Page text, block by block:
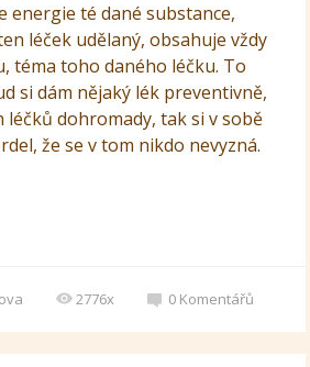
energie té dané substance,
léček udělaný, obsahuje vždy
téma toho daného léčku. To
si dám nějaký lék preventivně,
léčků dohromady, tak si v sobě
že se v tom nikdo nevyzná.
2776x 0 Komentářů